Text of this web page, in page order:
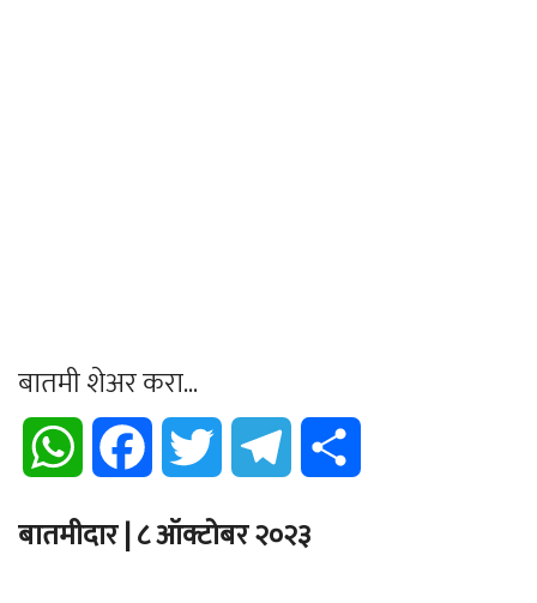
बातमी शेअर करा...
WhatsApp Facebook Twitter Telegram
बातमीदार | ८ ऑक्टोबर २०२३